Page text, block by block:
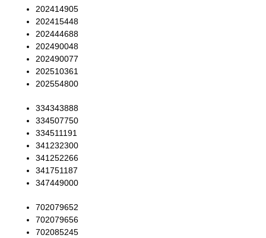
202414905
202415448
202444688
202490048
202490077
202510361
202554800
334343888
334507750
334511191
341232300
341252266
341751187
347449000
702079652
702079656
702085245